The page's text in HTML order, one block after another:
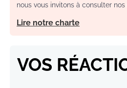
nous vous invitons à consulter nos
Lire notre charte
VOS